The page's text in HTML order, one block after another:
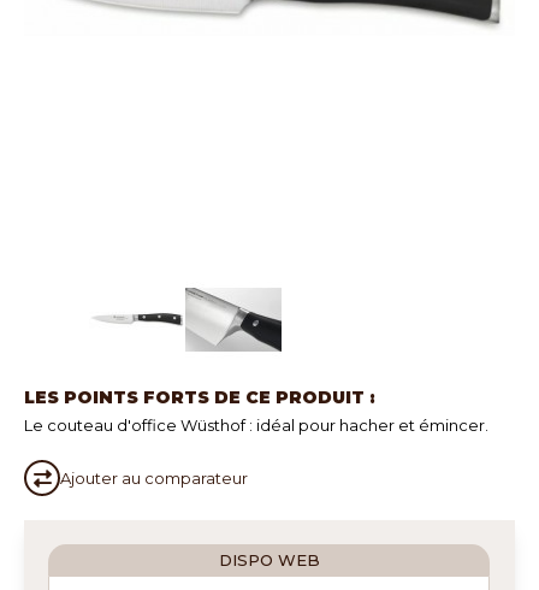
LES POINTS FORTS DE CE PRODUIT :
Le couteau d'office Wüsthof : idéal pour hacher et émincer.
Ajouter au comparateur
DISPO WEB